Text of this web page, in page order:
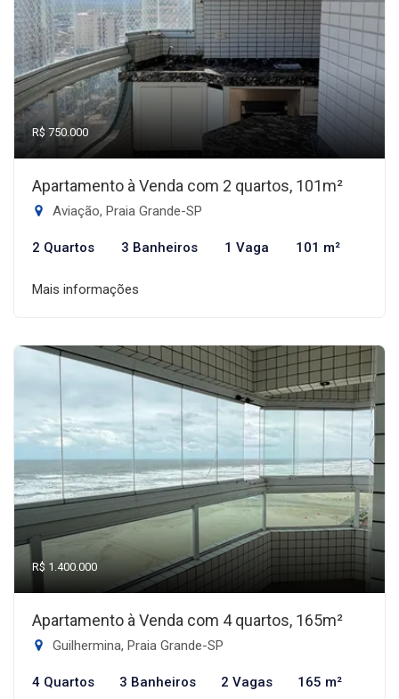
R$ 750.000
Apartamento à Venda com 2 quartos, 101m²
Aviação, Praia Grande-SP
2 Quartos 3 Banheiros 1 Vaga 101 m²
Mais informações
R$ 1.400.000
Apartamento à Venda com 4 quartos, 165m²
Guilhermina, Praia Grande-SP
4 Quartos 3 Banheiros 2 Vagas 165 m²